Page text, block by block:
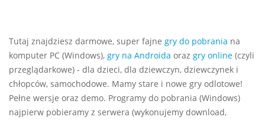
Tutaj znajdziesz darmowe, super fajne gry do pobrania na
komputer PC (Windows), gry na Androida oraz gry online (czyli
przeglądarkowe) - dla dzieci, dla dziewczyn, dziewczynek i
chłopców, samochodowe. Mamy stare i nowe gry odlotowe!
Pełne wersje oraz demo. Programy do pobrania (Windows)
najpierw pobieramy z serwera (wykonujemy download,